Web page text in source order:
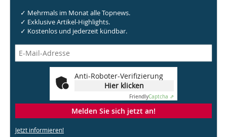
✓ Mehrmals im Monat alle Topnews.
✓ Exklusive Artikel-Highlights.
✓ Kostenlos und jederzeit kündbar.
Anti-Roboter-Verifizierung
Hier klicken
FriendlyCaptcha ⇗
Melden Sie sich jetzt an!
Jetzt informieren!